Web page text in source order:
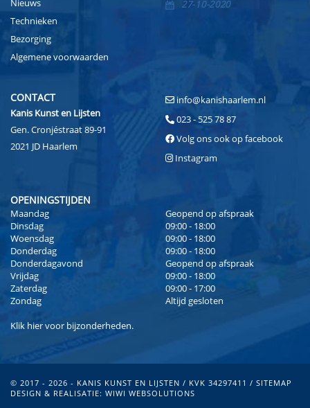
Nieuws
Technieken
Bezorging
Algemene voorwaarden
27-10-2020
CONTACT
Kanis Kunst en Lijsten
Gen. Cronjéstraat 89-91
2021 JD Haarlem
info@kanishaarlem.nl
023 - 525 78 87
Volg ons ook op facebook
Instagram
OPENINGSTIJDEN
Maandag
Geopend op afspraak
Dinsdag
09:00 - 18:00
Woensdag
09:00 - 18:00
Donderdag
09:00 - 18:00
Donderdagavond
Geopend op afspraak
Vrijdag
09:00 - 18:00
Zaterdag
09:00 - 17:00
Zondag
Altijd gesloten
Klik hiervoor bijzonderheden.
© 2017 - 2026 - KANIS KUNST EN LIJSTEN / KVK 34297411 / SITEMAP
DESIGN & REALISATIE: WIWI WEBSOLUTIONS